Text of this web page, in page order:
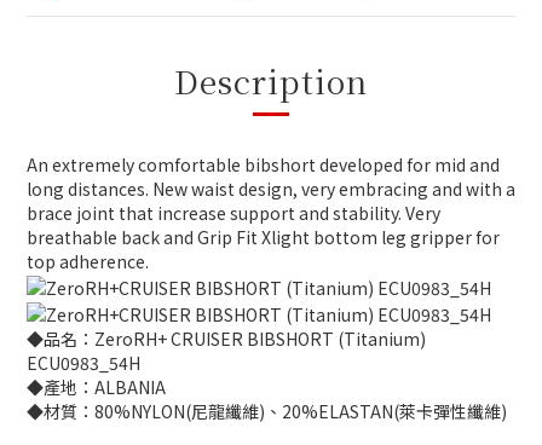
Description
An extremely comfortable bibshort developed for mid and
long distances. New waist design, very embracing and with a
brace joint that increase support and stability. Very
breathable back and Grip Fit Xlight bottom leg gripper for
top adherence.
◆品名：ZeroRH+ CRUISER BIBSHORT (Titanium)
ECU0983_54H
◆產地：ALBANIA
◆材質：80%NYLON(尼龍纖維)、20%ELASTAN(萊卡彈性纖維)